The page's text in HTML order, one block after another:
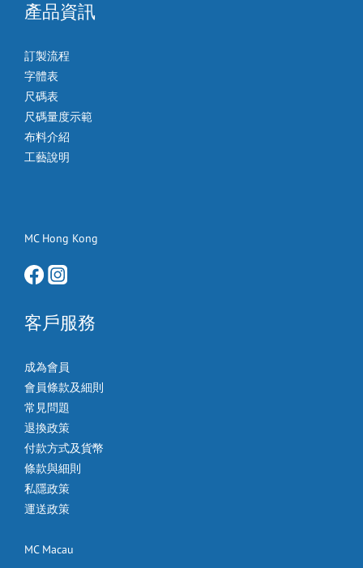
產品資訊
訂製流程
字體表
尺碼表
尺碼量度示範
布料介紹
工藝說明
MC Hong Kong
客戶服務
成為會員
會員條款及細則
常見問題
退換政策
付款方式及貨幣
條款與細則
私隱政策
運送政策
MC Macau